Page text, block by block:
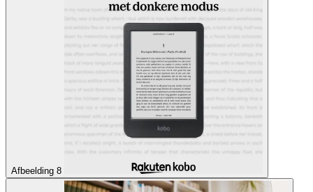
Afbeelding 8